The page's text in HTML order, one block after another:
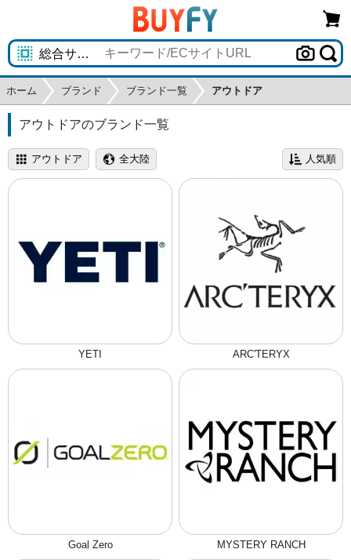
ホーム ブランド ブランド一覧 アウトドア
アウトドアのブランド一覧
YETI ARC'TERYX
Goal Zero MYSTERY RANCH